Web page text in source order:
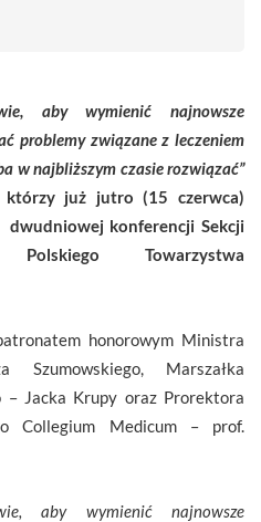
aby wymienić najnowsze
problemy związane z leczeniem
w najbliższym czasie rozwiązać”
którzy już jutro (15 czerwca)
dwudniowej konferencji Sekcji
Towarzystwa
honorowym Ministra
Marszałka
– Jacka Krupy oraz Prorektora
Collegium Medicum – prof.
aby wymienić najnowsze